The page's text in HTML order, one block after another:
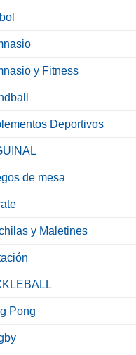
y Fitness
Deportivos
de mesa
y Maletines
Pong